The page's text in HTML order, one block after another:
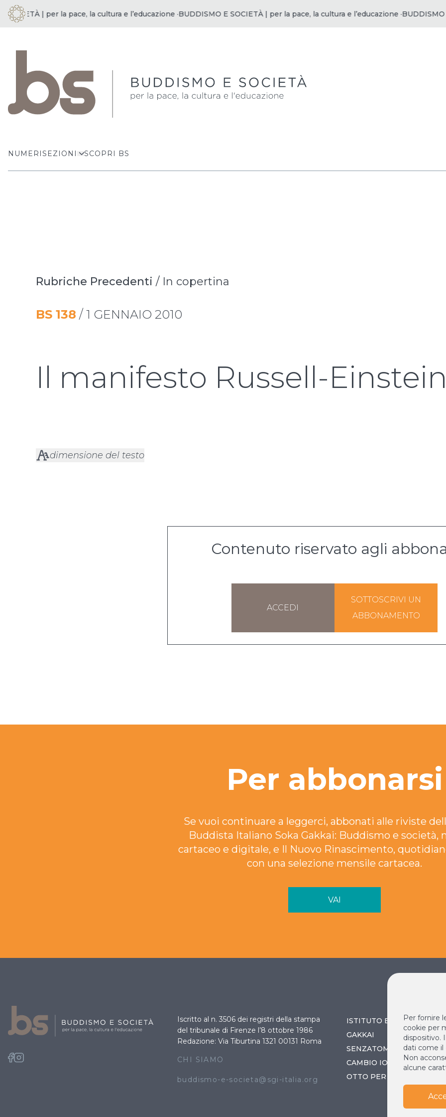
| per la pace, la cultura e l’educazione ·BUDDISMO E SOCIETÀ | per la pace, la cultura e l’educazione ·BUDDISMO
NUMERISEZIONI SCOPRI BS
Rubriche Precedenti / In copertina
BS 138 / 1 GENNAIO 2010
Il manifesto Russell-
dimensione del testo
Contenuto riservato agli
ACCEDI
SOTTOSCRIVI UN
ABBONAMENTO
Per abbonarsi
Se vuoi continuare a leggerci, abbonati alle riviste
Buddista Italiano Soka Gakkai: Buddismo e società,
cartaceo e digitale, e Il Nuovo Rinascimento,
con una selezione mensile cartacea.
VAI
Iscritto al n. 3506 dei registri della stampa
del tribunale di Firenze l’8 ottobre 1986
Redazione: Via Tiburtina 1321 00131 Roma
CHI SIAMO
buddismo-e-societa@sgi-italia.org
ISTITUTO BUDDISTA
GAKKAI
SENZATOMICA
CAMBIO IO / CAMBIA IL
OTTO PER MILLE
Per fornire
cookie per
dispositivo.
dati come
Non
alcune